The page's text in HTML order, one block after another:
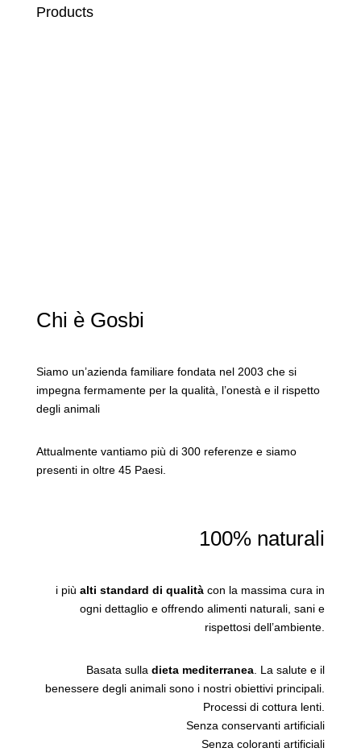
Products
Chi è Gosbi
Siamo un’azienda familiarefondata nel 2003 che si
impegna fermamente per la qualità, l’onestà e il rispetto
degli animali
Attualmente vantiamo più di 300 referenze e siamo
presenti in oltre 45 Paesi.
100% naturali
i più alti standard di qualità con la massima cura in
ogni dettaglio e offrendo alimenti naturali, sani e
rispettosi dell’ambiente.
Basata sulla dieta mediterranea . La salute e il
benessere degli animali sono i nostri obiettivi principali.
Processi di cottura lenti.
Senza conservanti artificiali
Senza coloranti artificiali